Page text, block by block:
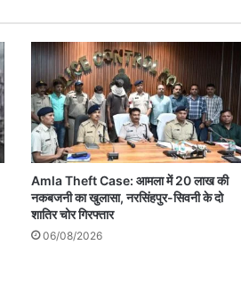
Amla Theft Case: आमला में 20 लाख की
नकबजनी का खुलासा, नरसिंहपुर-सिवनी के दो
शातिर चोर गिरफ्तार
06/08/2026